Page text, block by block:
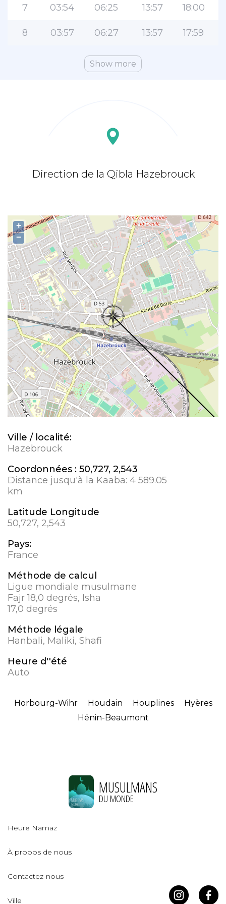
7 03:54 06:25 13:57 18:00
8 03:57 06:27 13:57 17:59
Show more
Direction de la Qibla Hazebrouck
+
−
Ville / localité:
Hazebrouck
Coordonnées : 50,727, 2,543
Distance jusqu'à la Kaaba: 4 589.05
km
Latitude Longitude
50,727, 2,543
Pays:
France
Méthode de calcul
Ligue mondiale musulmane
Fajr 18,0 degrés, Isha
17,0 degrés
Méthode légale
Hanbali, Maliki, Shafi
Heure d''été
Auto
Horbourg-Wihr Houdain Houplines
Hyères
Hénin-Beaumont
MUSULMANS
DU MONDE
Heure Namaz
À propos de nous
Contactez-nous
Ville